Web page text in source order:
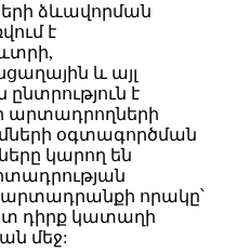
ձևավորման
է
և այլ
է
արտադրողների
օգտագործման
կարող են
արտադրանքի որակը՝
դիրք կատաղի
մեջ: